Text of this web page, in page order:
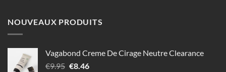
NOUVEAUX PRODUITS
Vagabond Creme De Cirage Neutre Clearance
€9.95 Le
€8.46Le